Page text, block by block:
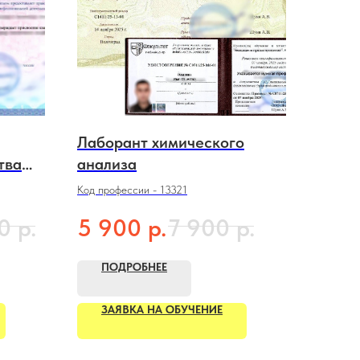
р.
Лаборант химического
анализа
Код профессии - 13321
5 900 р.7 900 р.
ПОДРОБНЕЕ
ЗАЯВКА НА ОБУЧЕНИЕ